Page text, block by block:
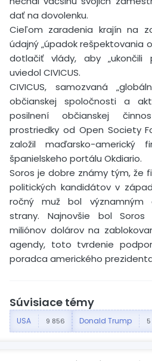
dať na dovolenku.
Cieľom zaradenia krajín na
údajný „úpadok rešpektovania
dotlačiť vlády, aby „ukončili
uviedol CIVICUS.
CIVICUS, samozvaná
občianskej spoločnosti a
posilnení občianskej
prostriedky od Open Society
založil maďarsko-americký
španielskeho portálu Okdiario.
Soros je dobre známy tým, že
politických kandidátov v
ročný muž bol významným
strany. Najnovšie bol
miliónov dolárov na
agendy, toto tvrdenie
poradca amerického prezidenta
Súvisiace témy
USA 9 856 Donald Trump